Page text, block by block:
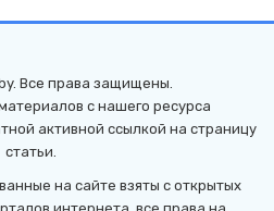
Все права защищены.
с нашего ресурса
активной ссылкой на страницу
статьи.
на сайте взяты с открытых